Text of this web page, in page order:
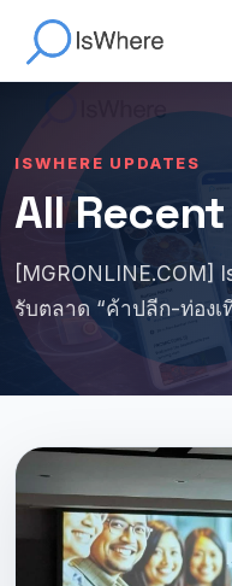
ISWHERE UPDATES
All Recent
[MGRONLINE.COM]
รับตลาด “ค้าปลีก-ท่องเ